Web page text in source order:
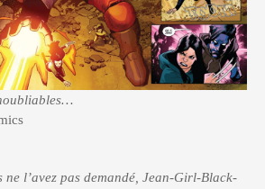
ne l’avez pas demandé, Jean-Girl-Black-